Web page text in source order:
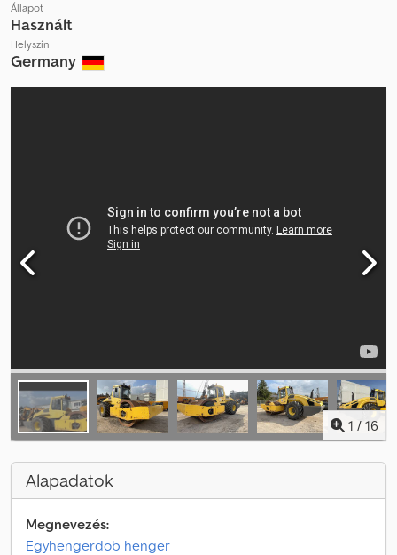
Állapot
Használt
Helyszín
Germany
1 / 16
Alapadatok
Megnevezés:
Egyhengerdob henger